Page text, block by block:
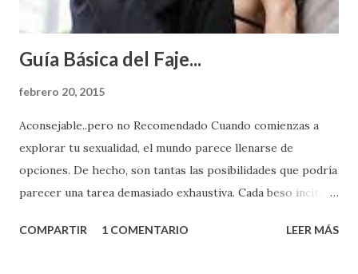
Guía Básica del Faje...
febrero 20, 2015
Aconsejable..pero no Recomendado Cuando comienzas a
explorar tu sexualidad, el mundo parece llenarse de
opciones. De hecho, son tantas las posibilidades que podría
parecer una tarea demasiado exhaustiva. Cada beso incita
partes de ti que jamás hubieras imaginado. El problema es
COMPARTIR 1 COMENTARIO LEER MÁS